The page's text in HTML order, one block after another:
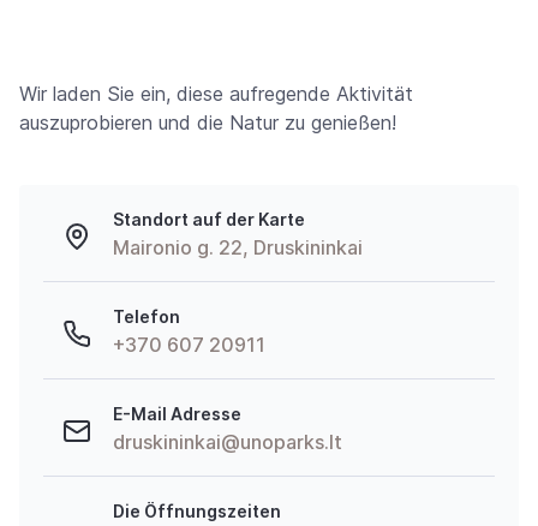
Wir laden Sie ein, diese aufregende Aktivität
auszuprobieren und die Natur zu genießen!
Standort auf der Karte
Maironio g. 22, Druskininkai
Telefon
+370 607 20911
E-Mail Adresse
druskininkai@unoparks.lt
Die Öffnungszeiten